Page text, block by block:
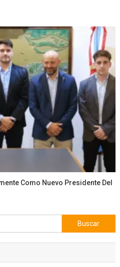
Como Nuevo Presidente Del
Buscar: